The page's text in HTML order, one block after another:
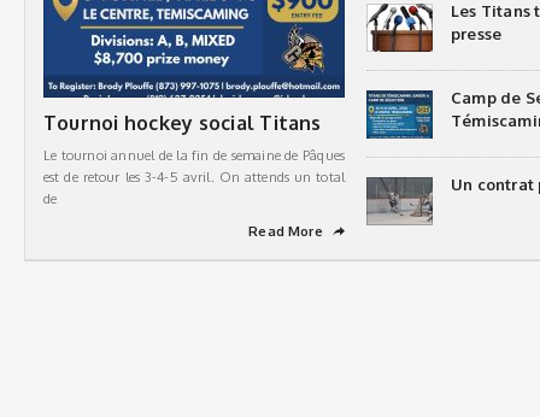
Tournoi hockey social Titans
Le tournoi annuel de la fin de semaine de Pâques
est de retour les 3-4-5 avril. On attends un total
de
Read More
➦
Les Titans
presse
Camp de
Un contrat